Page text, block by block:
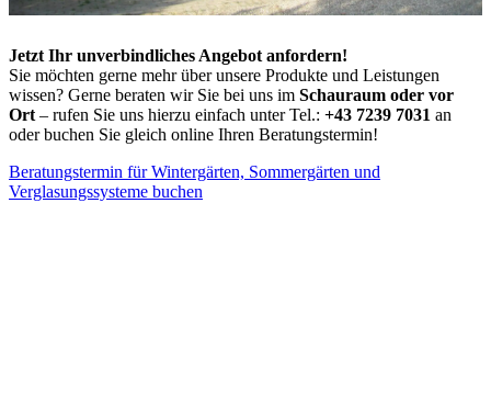
Jetzt Ihr unverbindliches Angebot anfordern!
Sie möchten gerne mehr über unsere Produkte und Leistungen
wissen? Gerne beraten wir Sie bei uns im Schauraum oder vor
Ort – rufen Sie uns hierzu einfach unter Tel.: +43 7239 7031 an
oder buchen Sie gleich online Ihren Beratungstermin!
Beratungstermin für Wintergärten, Sommergärten und
Verglasungssysteme buchen